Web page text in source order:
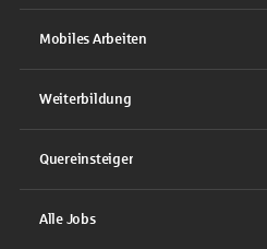
Mobiles Arbeiten
Weiterbildung
Quereinsteiger
Alle Jobs